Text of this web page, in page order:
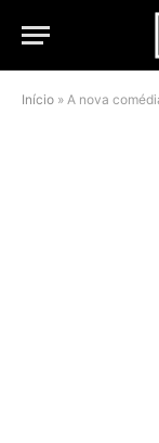
Início » A nova